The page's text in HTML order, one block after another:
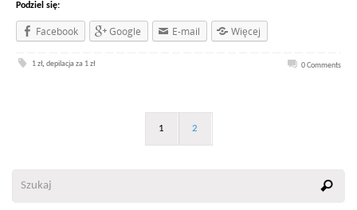
Podziel się:
Facebook Google E-mail Więcej
1 zł,depilacja za 1 zł 0 Comments
1 2